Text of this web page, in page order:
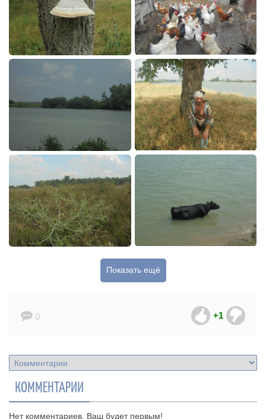
Показать ещё
0 +1
КОММЕНТАРИИ
Нет комментариев. Ваш будет первым!